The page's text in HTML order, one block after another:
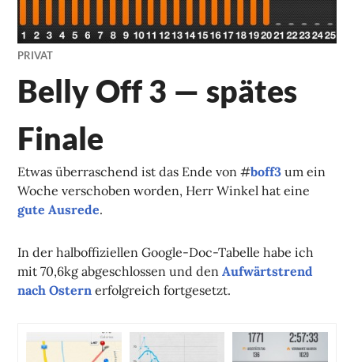
PRIVAT
Belly Off 3 — spätes
Finale
Etwas überraschend ist das Ende von #boff3 um ein
Woche verschoben worden, Herr Winkel hat eine
gute Ausrede.
In der halboffiziellen Google-Doc-Tabelle habe ich
mit 70,6kg abgeschlossen und denAufwärtstrend
nach Ostern erfolgreich fortgesetzt.